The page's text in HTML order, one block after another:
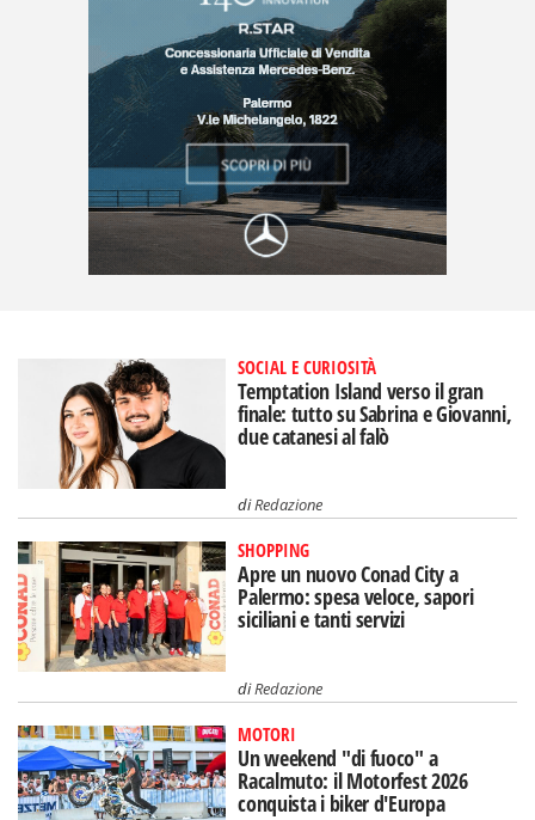
SOCIAL E CURIOSITÀ
Temptation Island verso il gran
finale: tutto su Sabrina e Giovanni,
due catanesi al falò
diRedazione
SHOPPING
Apre un nuovo Conad City a
Palermo: spesa veloce, sapori
siciliani e tanti servizi
diRedazione
MOTORI
Un weekend "di fuoco" a
Racalmuto: il Motorfest 2026
conquista i biker d'Europa